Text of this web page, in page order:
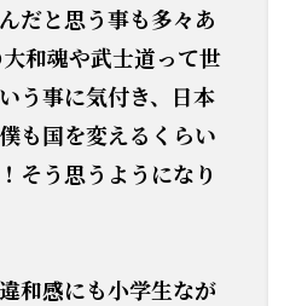
だと思う事も多々あ
和魂や武士道って世
う事に気付き、日本
も国を変えるくらい
そう思うようになり
和感にも小学生なが